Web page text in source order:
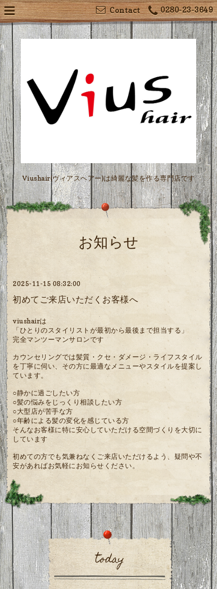
0280-23-3649
Contact
Viushair(ヴィアスヘアー)は綺麗な髪を作る専門店です
お知らせ
2025-11-15 08:32:00
初めてご来店いただくお客様へ
viushairは
「ひとりのスタイリストが最初から最後まで担当する」
完全マンツーマンサロンです
カウンセリングでは髪質・クセ・ダメージ・ライフスタイル
を丁寧に伺い、その方に最適なメニューやスタイルを提案し
ています。
○静かに過ごしたい方
○髪の悩みをじっくり相談したい方
○大型店が苦手な方
○年齢による髪の変化を感じている方
そんなお客様に特に安心していただける空間づくりを大切に
しています
初めての方でも気兼ねなくご来店いただけるよう、疑問や不
安があればお気軽にお知らせください。
today